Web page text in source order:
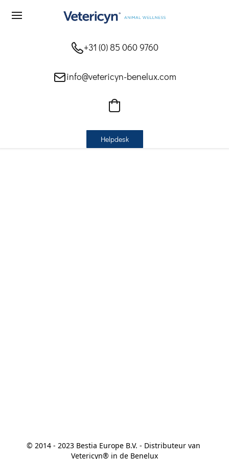
+31 (0) 85 060 9760
info@vetericyn-benelux.com
Helpdesk
© 2014 - 2023 Bestia Europe B.V. - Distributeur van
Vetericyn® in de Benelux